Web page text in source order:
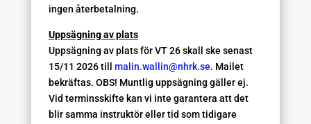
ingen återbetalning.
Uppsägning av plats
Uppsägning av plats för VT 26 skall ske senast
15/11 2026 till malin.wallin@nhrk.se. Mailet
bekräftas. OBS! Muntlig uppsägning gäller ej.
Vid terminsskifte kan vi inte garantera att det
blir samma instruktör eller tid som tidigare